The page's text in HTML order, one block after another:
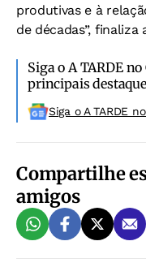
produtivas e à
de décadas”, finaliza
Siga o A TARDE no
principais
Siga o A TARDE
Compartilhe
amigos